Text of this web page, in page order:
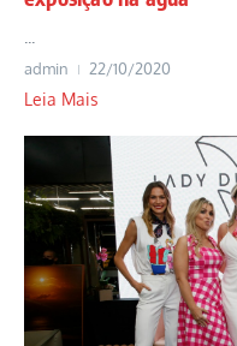
admin 22/10/2020
Leia Mais